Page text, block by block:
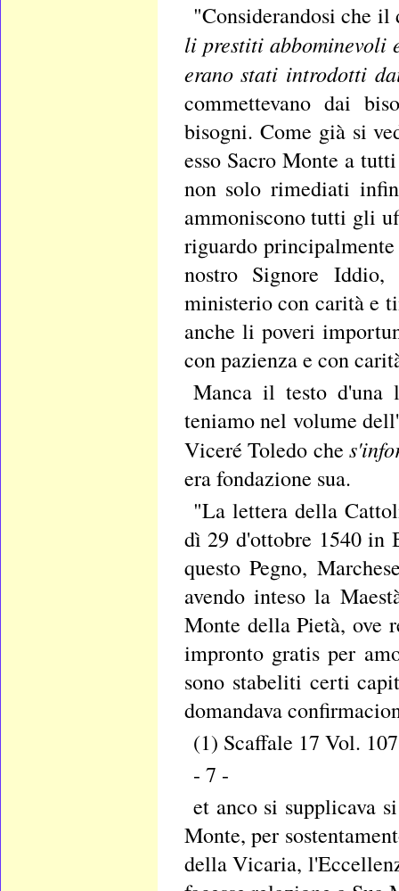
"Considerandosi che il
li prestiti abbominevoli
erano stati introdotti
commettevano dai
bisogni. Come già si
esso Sacro Monte a
non solo rimediati
ammoniscono tutti gli
riguardo
nostro Signore
ministerio con carità e
anche li poveri
con pazienza e con
Manca il testo d'una
teniamo nel volume
Viceré Toledo che
era fondazione sua.
"La lettera della
dì 29 d'ottobre 1540 in
questo Pegno,
avendo inteso la
Monte della Pietà, ove
impronto gratis per
sono stabeliti certi
domandava
(1) Scaffale 17 Vol.
- 7 -
et anco si supplicava
Monte, per
della Vicaria,